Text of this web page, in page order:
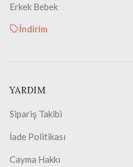
Erkek Bebek
İndirim
YARDIM
Sipariş Takibi
İade Politikası
Cayma Hakkı